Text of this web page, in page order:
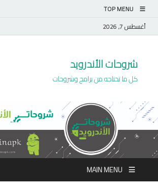
TOP MENU
أغسطس 7, 2026
شروحات الأندرويد
كل ما تحتاجه من برامج وشروحات
MAIN MENU